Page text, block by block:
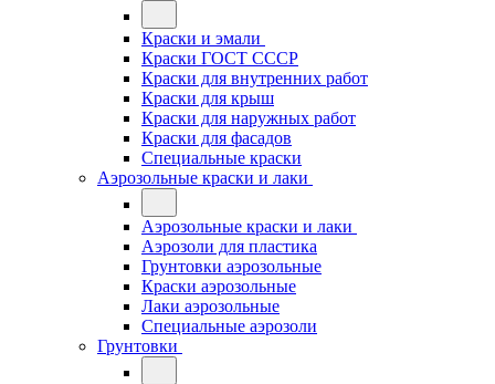
Краски и эмали
Краски ГОСТ СССР
Краски для внутренних работ
Краски для крыш
Краски для наружных работ
Краски для фасадов
Специальные краски
Аэрозольные краски и лаки
Аэрозольные краски и лаки
Аэрозоли для пластика
Грунтовки аэрозольные
Краски аэрозольные
Лаки аэрозольные
Специальные аэрозоли
Грунтовки